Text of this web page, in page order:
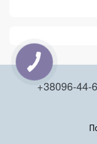
+38096-44-